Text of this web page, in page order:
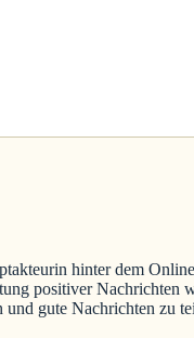
hinter dem
positiver Nachrichten
und gute Nachrichten zu